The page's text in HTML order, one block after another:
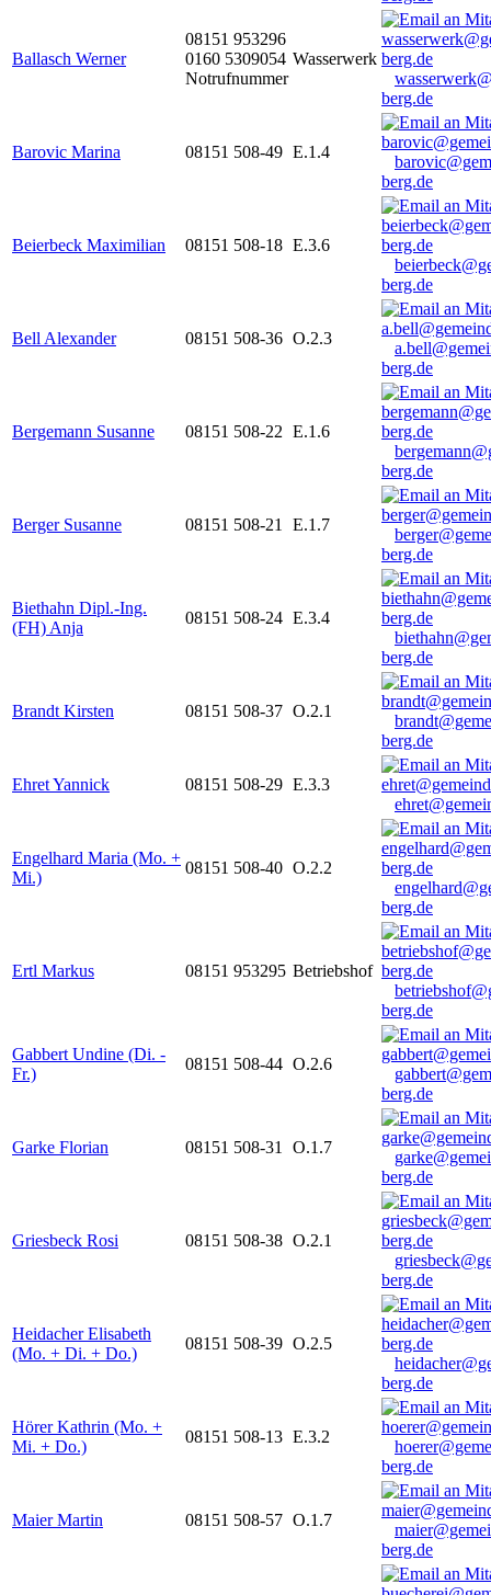
Ballasch Werner
08151 953296
0160 5309054
Notrufnummer
Wasserwerk
berg.de
Barovic Marina 08151 508-49 E.1.4
berg.de
Beierbeck Maximilian 08151 508-18 E.3.6
berg.de
Bell Alexander 08151 508-36 O.2.3
berg.de
Bergemann Susanne 08151 508-22 E.1.6
berg.de
Berger Susanne 08151 508-21 E.1.7
berg.de
Biethahn Dipl.-Ing.
(FH) Anja
08151 508-24 E.3.4
berg.de
Brandt Kirsten 08151 508-37 O.2.1
berg.de
Ehret Yannick 08151 508-29 E.3.3
Engelhard Maria (Mo. +
Mi.)
08151 508-40 O.2.2
berg.de
Ertl Markus 08151 953295 Betriebshof
berg.de
Gabbert Undine (Di. -
Fr.)
08151 508-44 O.2.6
berg.de
Garke Florian 08151 508-31 O.1.7
berg.de
Griesbeck Rosi 08151 508-38 O.2.1
berg.de
Heidacher Elisabeth
(Mo. + Di. + Do.)
08151 508-39 O.2.5
berg.de
Hörer Kathrin (Mo. +
Mi. + Do.)
08151 508-13 E.3.2
berg.de
Maier Martin 08151 508-57 O.1.7
berg.de